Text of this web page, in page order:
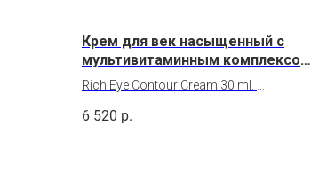
Крем для век насыщенный с
мультивитаминным комплексом
30 ml.
Rich Eye Contour Cream 30 ml.
6 520 р.